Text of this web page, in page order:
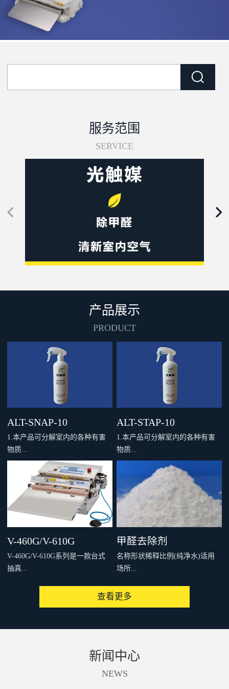
服务范围
SERVICE
产品展示
PRODUCT
ALT-SNAP-10
1.本产品可分解室内的各种有害
物质...
，例如甲醛、VOC等，并具有除
臭杀菌的效果。2.利用二氧化钛
表面覆盖的磷灰石的可吸附其它
物质的特性，可以在不伤害基材
情况下也可以吸附室内的各种有
害物质，并在有光线照射时对其
进行分解，因此空气净化效率比
一般的光触媒产品有很大程度的
提高。4.附着力极强，一次施工
ALT-STAP-10
1.本产品可分解室内的各种有害
物质...
，例如甲醛、VOC等，并具有除
臭杀菌的效果。2.利用二氧化钛
表面覆盖的磷灰石的可吸附其它
物质的特性，可以在不伤害基材
表面的前提下充分发挥光触媒的
特性。3.在夜间没有光线照射的
情况下也可以吸附室内的各种有
害物质，并在有光线照射时对其
进行分解，因此空气净化效率比
一般的光触媒产品有很大程度的
提高。4.附着力极强，一次施工
V-460G/V-610G
V-460G/V-610G系列是一款台式
抽真...
空、填充惰性气体。V-460GV-
相片喷嘴冲程长度为80mm时的相
甲醛去除剂
名称形状稀释比例(纯净水)适用
场所...
内、家居等处的甲醛等有机化合
ALT-CK白色粉末按1~2%比例稀
查看更多
新闻中心
NEWS